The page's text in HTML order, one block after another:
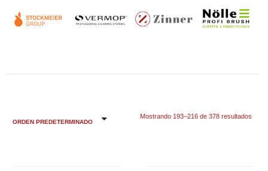
Mostrando 193–216 de 378 resultados